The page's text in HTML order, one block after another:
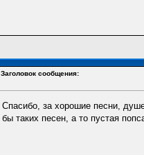
Заголовок сообщения:
Спасибо, за хорошие песни,
бы таких песен, а то пустая